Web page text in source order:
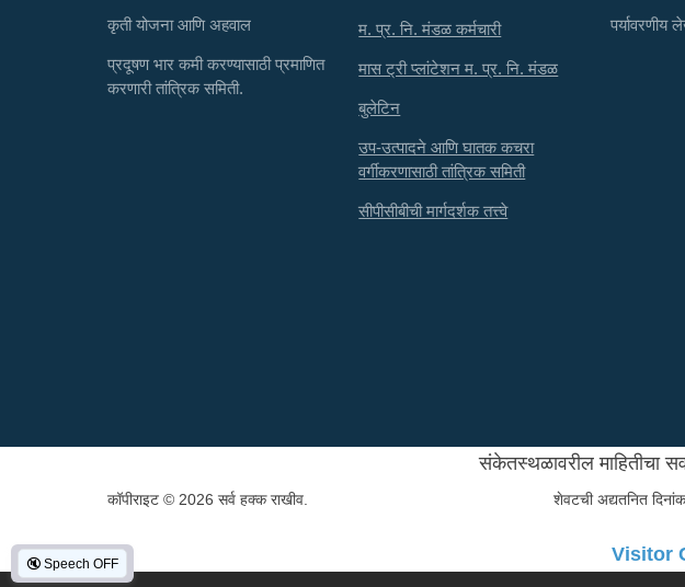
कृती योजना आणि अहवाल
प्रदूषण भार कमी करण्यासाठी प्रमाणित
करणारी तांत्रिक समिती.
म. प्र. नि. मंडळ कर्मचारी
मास ट्री प्लांटेशन म. प्र. नि. मंडळ
बुलेटिन
उप-उत्पादने आणि घातक कचरा
वर्गीकरणासाठी तांत्रिक समिती
सीपीसीबीची मार्गदर्शक तत्त्वे
पर्यावरणीय
🔇 Speech OFF
संकेतस्थळावरील माहितीचा
कॉपीराइट © 2026 सर्व हक्क राखीव. शेवटची अद्यतनित
Visitor